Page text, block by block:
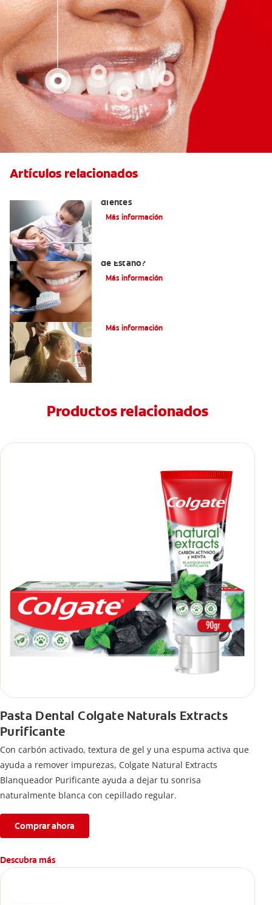
Artículos relacionados
dientes
Más información
de Estaño?
Más información
Más información
Productos relacionados
Pasta Dental Colgate Naturals Extracts
Purificante
Con carbón activado, textura de gel y una espuma activa que
ayuda a remover impurezas, Colgate Natural Extracts
Blanqueador Purificante ayuda a dejar tu sonrisa
naturalmente blanca con cepillado regular.
Comprar ahora
Descubra más